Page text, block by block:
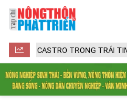
TRONG TRÁI TIM NGƯỜI VIỆT